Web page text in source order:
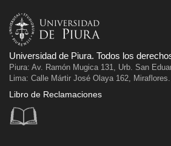
Universidad de Piura. Todos los
Piura: Av. Ramón Mugica 131, Urb. San
Lima: Calle Mártir José Olaya 162,
Libro de Reclamaciones